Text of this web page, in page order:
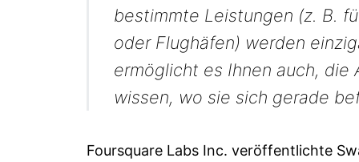
bestimmte Leistungen (z. B.
oder Flughäfen) werden
ermöglicht es Ihnen auch,
wissen, wo sie sich gerade
Foursquare Labs Inc. veröffentlichte